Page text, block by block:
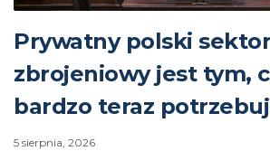
Prywatny polski sektor
zbrojeniowy jest tym,
bardzo teraz
5 sierpnia, 2026